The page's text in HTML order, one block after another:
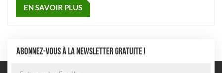
EN SAVOIR PLUS
ABONNEZ-VOUS À LA NEWSLETTER GRATUITE !